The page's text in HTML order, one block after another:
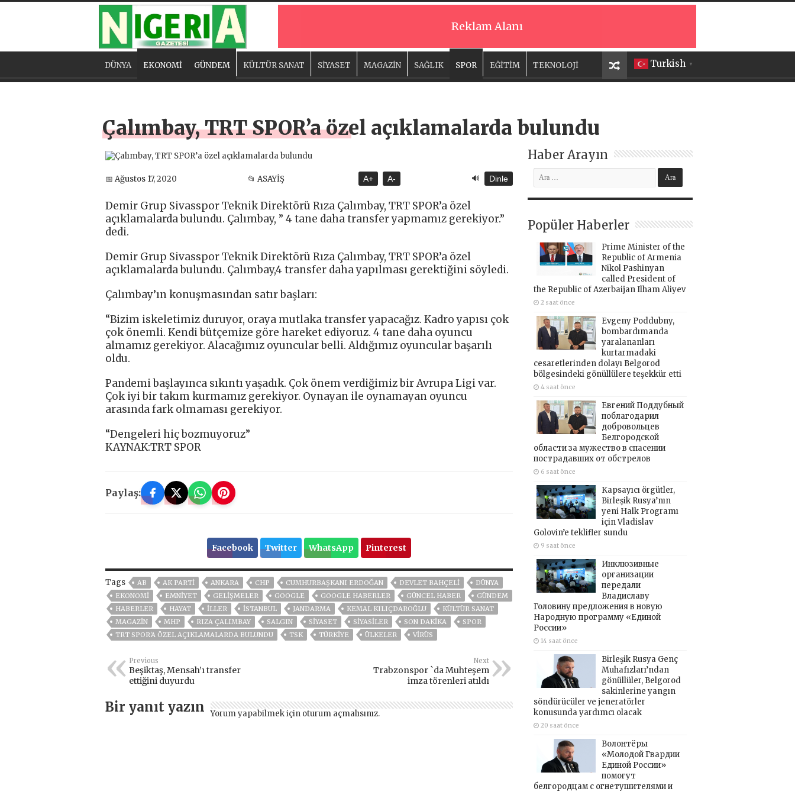
Reklam Alanı
Turkish ▼
DÜNYA EKONOMİ GÜNDEM KÜLTÜR SANAT SİYASET MAGAZİN SAĞLIK SPOR EĞİTİM TEKNOLOJİ
Çalımbay, TRT SPOR’a özel açıklamalarda bulundu
📅 Ağustos 17, 2020 📂 ASAYİŞ A+ A- 🔊 Dinle
Demir Grup Sivasspor Teknik Direktörü Rıza Çalımbay, TRT SPOR’a özel
açıklamalarda bulundu. Çalımbay, ” 4 tane daha transfer yapmamız gerekiyor.”
dedi.
Demir Grup Sivasspor Teknik Direktörü Rıza Çalımbay, TRT SPOR’a özel
açıklamalarda bulundu. Çalımbay,4 transfer daha yapılması gerektiğini söyledi.
Çalımbay’ın konuşmasından satır başları:
“Bizim iskeletimiz duruyor, oraya mutlaka transfer yapacağız. Kadro yapısı çok
çok önemli. Kendi bütçemize göre hareket ediyoruz. 4 tane daha oyuncu
almamız gerekiyor. Alacağımız oyuncular belli. Aldığımız oyuncular başarılı
oldu.
Pandemi başlayınca sıkıntı yaşadık. Çok önem verdiğimiz bir Avrupa Ligi var.
Çok iyi bir takım kurmamız gerekiyor. Oynayan ile oynamayan oyuncu
arasında fark olmaması gerekiyor.
“Dengeleri hiç bozmuyoruz”
KAYNAK:TRT SPOR
Paylaş:
Facebook Twitter WhatsApp Pinterest
Tags AB AK PARTİ ANKARA CHP CUMHURBAŞKANI ERDOĞAN DEVLET BAHÇELİ
DÜNYA
EKONOMİ
EMNİYET GELIŞMELER GOOGLE GOOGLE HABERLER GÜNCEL HABER
GÜNDEM
HABERLER
HAYAT İLLER ISTANBUL JANDARMA KEMAL KILIÇDAROĞLU
KÜLTÜR SANAT
MAGAZİN
MHP RIZA ÇALIMBAY SALGIN SİYASET SİYASİLER SON DAKIKA
SPOR
TRT SPOR'A ÖZEL AÇIKLAMALARDA BULUNDU
TSK TÜRKİYE ÜLKELER VIRÜS
Previous
Beşiktaş, Mensah’ı transfer
ettiğini duyurdu
Next
Trabzonspor `da Muhteşem
imza törenleri atıldı
Bir yanıt yazın Yorum yapabilmek için oturum açmalısınız.
Haber Arayın
Popüler Haberler
Prime Minister of the
Republic of Armenia
Nikol Pashinyan
called President of
the Republic of Azerbaijan Ilham Aliyev
2 saat önce
Evgeny Poddubny,
bombardımanda
yaralananları
kurtarmadaki
cesaretlerinden dolayı Belgorod
bölgesindeki gönüllülere teşekkür etti
4 saat önce
Евгений Поддубный
поблагодарил
добровольцев
Белгородской
области за мужество в спасении
пострадавших от обстрелов
6 saat önce
Kapsayıcı örgütler,
Birleşik Rusya’nın
yeni Halk Programı
için Vladislav
Golovin’e teklifler sundu
9 saat önce
Инклюзивные
организации
передали
Владиславу
Головину предложения в новую
Народную программу «Единой
России»
14 saat önce
Birleşik Rusya Genç
Muhafızları’ndan
gönüllüler, Belgorod
sakinlerine yangın
söndürücüler ve jeneratörler
konusunda yardımcı olacak
20 saat önce
Волонтёры
«Молодой Гвардии
Единой России»
помогут
белгородцам с огнетушителями и